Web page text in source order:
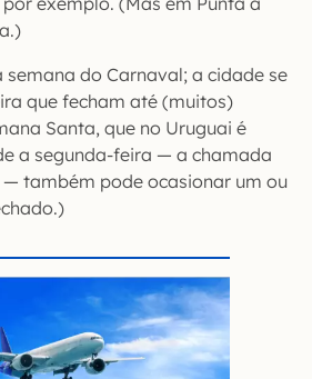
semana do Carnaval; a cidade se
que fecham até (muitos)
Santa, que no Uruguai é
a segunda-feira — a chamada
— também pode ocasionar um ou